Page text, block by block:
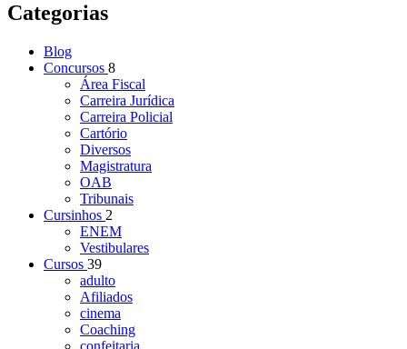
Categorias
Blog
Concursos 8
Área Fiscal
Carreira Jurídica
Carreira Policial
Cartório
Diversos
Magistratura
OAB
Tribunais
Cursinhos 2
ENEM
Vestibulares
Cursos 39
adulto
Afiliados
cinema
Coaching